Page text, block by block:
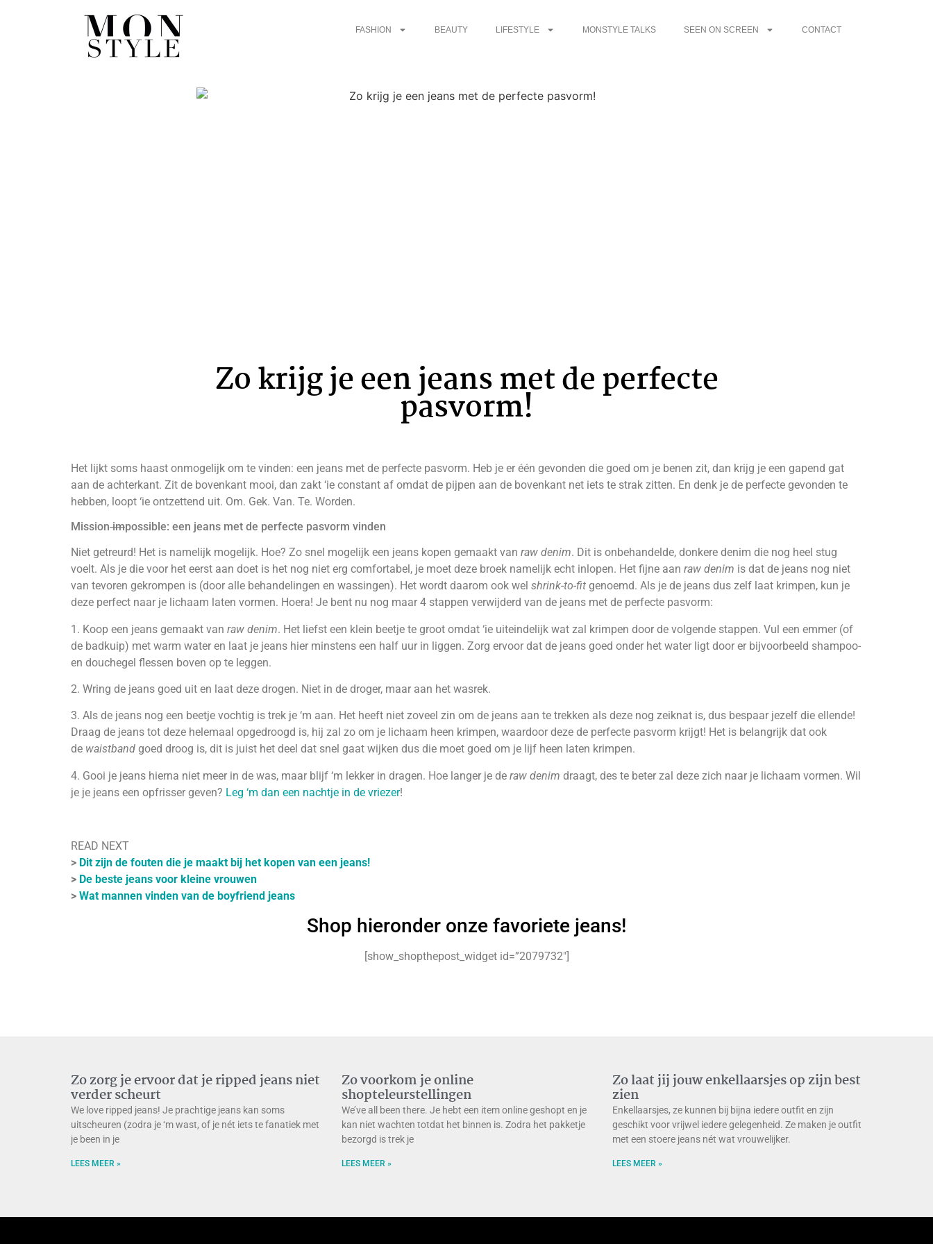
FASHION BEAUTY LIFESTYLE MONSTYLE TALKS SEEN ON SCREEN CONTACT
Zo krijg je een jeans met de perfecte
pasvorm!
Het lijkt soms haast onmogelijk om te vinden: een jeans met de perfecte pasvorm. Heb je er één gevonden die goed om je benen zit, dan krijg je een gapend gat
aan de achterkant. Zit de bovenkant mooi, dan zakt ‘ie constant af omdat de pijpen aan de bovenkant net iets te strak zitten. En denk je de perfecte gevonden te
hebben, loopt ‘ie ontzettend uit. Om. Gek. Van. Te. Worden.
Missionimpossible: een jeans met de perfecte pasvorm vinden
Niet getreurd! Het is namelijk mogelijk. Hoe? Zo snel mogelijk een jeans kopen gemaakt van raw denim. Dit is onbehandelde, donkere denim die nog heel stug
voelt. Als je die voor het eerst aan doet is het nog niet erg comfortabel, je moet deze broek namelijk echt inlopen. Het fijne aan raw denim is dat de jeans nog niet
van tevoren gekrompen is (door alle behandelingen en wassingen). Het wordt daarom ook wel shrink-to-fit genoemd. Als je de jeans dus zelf laat krimpen, kun je
deze perfect naar je lichaam laten vormen. Hoera! Je bent nu nog maar 4 stappen verwijderd van de jeans met de perfecte pasvorm:
1. Koop een jeans gemaakt van raw denim. Het liefst een klein beetje te groot omdat ‘ie uiteindelijk wat zal krimpen door de volgende stappen. Vul een emmer (of
de badkuip) met warm water en laat je jeans hier minstens een half uur in liggen. Zorg ervoor dat de jeans goed onder het water ligt door er bijvoorbeeld shampoo-
en douchegel flessen boven op te leggen.
2. Wring de jeans goed uit en laat deze drogen. Niet in de droger, maar aan het wasrek.
3. Als de jeans nog een beetje vochtig is trek je ‘m aan. Het heeft niet zoveel zin om de jeans aan te trekken als deze nog zeiknat is, dus bespaar jezelf die ellende!
Draag de jeans tot deze helemaal opgedroogd is, hij zal zo om je lichaam heen krimpen, waardoor deze de perfecte pasvorm krijgt! Het is belangrijk dat ook
de waistband goed droog is, dit is juist het deel dat snel gaat wijken dus die moet goed om je lijf heen laten krimpen.
4. Gooi je jeans hierna niet meer in de was, maar blijf ‘m lekker in dragen. Hoe langer je de raw denim draagt, des te beter zal deze zich naar je lichaam vormen. Wil
je je jeans een opfrisser geven? Leg ‘m dan een nachtje in de vriezer!
READ NEXT
> Dit zijn de fouten die je maakt bij het kopen van een jeans!
> De beste jeans voor kleine vrouwen
> Wat mannen vinden van de boyfriend jeans
Shop hieronder onze favoriete jeans!
[show_shopthepost_widget id=”2079732″]
Zo zorg je ervoor dat je ripped jeans niet
verder scheurt
We love ripped jeans! Je prachtige jeans kan soms
uitscheuren (zodra je ‘m wast, of je nét iets te fanatiek met
je been in je
LEES MEER »
Zo voorkom je online
shopteleurstellingen
We’ve all been there. Je hebt een item online geshopt en je
kan niet wachten totdat het binnen is. Zodra het pakketje
bezorgd is trek je
LEES MEER »
Zo laat jij jouw enkellaarsjes op zijn best
zien
Enkellaarsjes, ze kunnen bij bijna iedere outfit en zijn
geschikt voor vrijwel iedere gelegenheid. Ze maken je outfit
met een stoere jeans nét wat vrouwelijker.
LEES MEER »